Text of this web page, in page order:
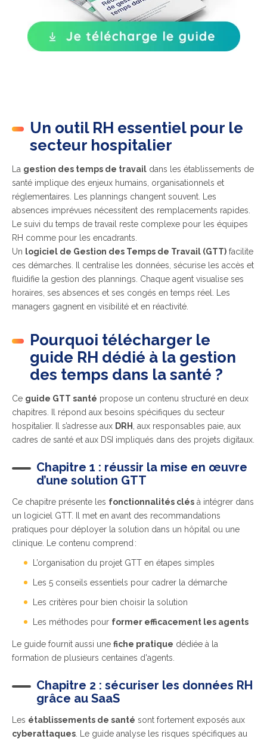
Un outil RH essentiel pour le
secteur hospitalier
La gestion des temps de travail dans les établissements de
santé implique des enjeux humains, organisationnels et
réglementaires. Les plannings changent souvent. Les
absences imprévues nécessitent des remplacements rapides.
Le suivi du temps de travail reste complexe pour les équipes
RH comme pour les encadrants.
Un logiciel de Gestion des Temps de Travail (GTT) facilite
ces démarches. Il centralise les données, sécurise les accès et
fluidifie la gestion des plannings. Chaque agent visualise ses
horaires, ses absences et ses congés en temps réel. Les
managers gagnent en visibilité et en réactivité.
Pourquoi télécharger le
guide RH dédié à la gestion
des temps dans la santé ?
Ce guide GTT santé propose un contenu structuré en deux
chapitres. Il répond aux besoins spécifiques du secteur
hospitalier. Il s’adresse aux DRH
, aux responsables paie, aux
cadres de santé et aux DSI impliqués dans des projets digitaux.
Chapitre 1 : réussir la mise en œuvre
d’une solution GTT
Ce chapitre présente les fonctionnalités clés à intégrer dans
un logiciel GTT. Il met en avant des recommandations
pratiques pour déployer la solution dans un hôpital ou une
clinique. Le contenu comprend :
L’organisation du projet GTT en étapes simples
Les 5 conseils essentiels pour cadrer la démarche
Les critères pour bien choisir la solution
Les méthodes pour former efficacement les agents
Le guide fournit aussi une fiche pratique dédiée à la
formation de plusieurs centaines d'agents.
Chapitre 2 : sécuriser les données RH
grâce au SaaS
Les établissements de santé sont fortement exposés aux
cyberattaques . Le guide analyse les risques spécifiques au